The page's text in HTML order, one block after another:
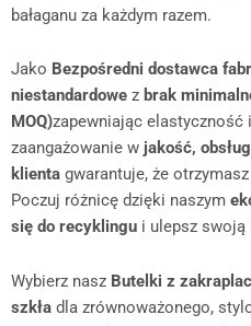
bałaganu za każdym razem.
Jako Bezpośredni dostawca
niestandardowe z brak
MOQ)zapewniając elastyczność
zaangażowanie w jakość,
klienta gwarantuje, że
Poczuj różnicę dzięki naszym
się do recyklingu i ulepsz
Wybierz nasz Butelki z
szkła dla zrównoważonego,